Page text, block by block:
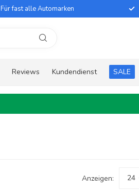
Für fast alle Automarken
Reviews Kundendienst SALE
Anzeigen: